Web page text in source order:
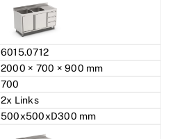
6015.0712
2000 × 700 × 900 mm
700
2x Links
500x500xD300 mm